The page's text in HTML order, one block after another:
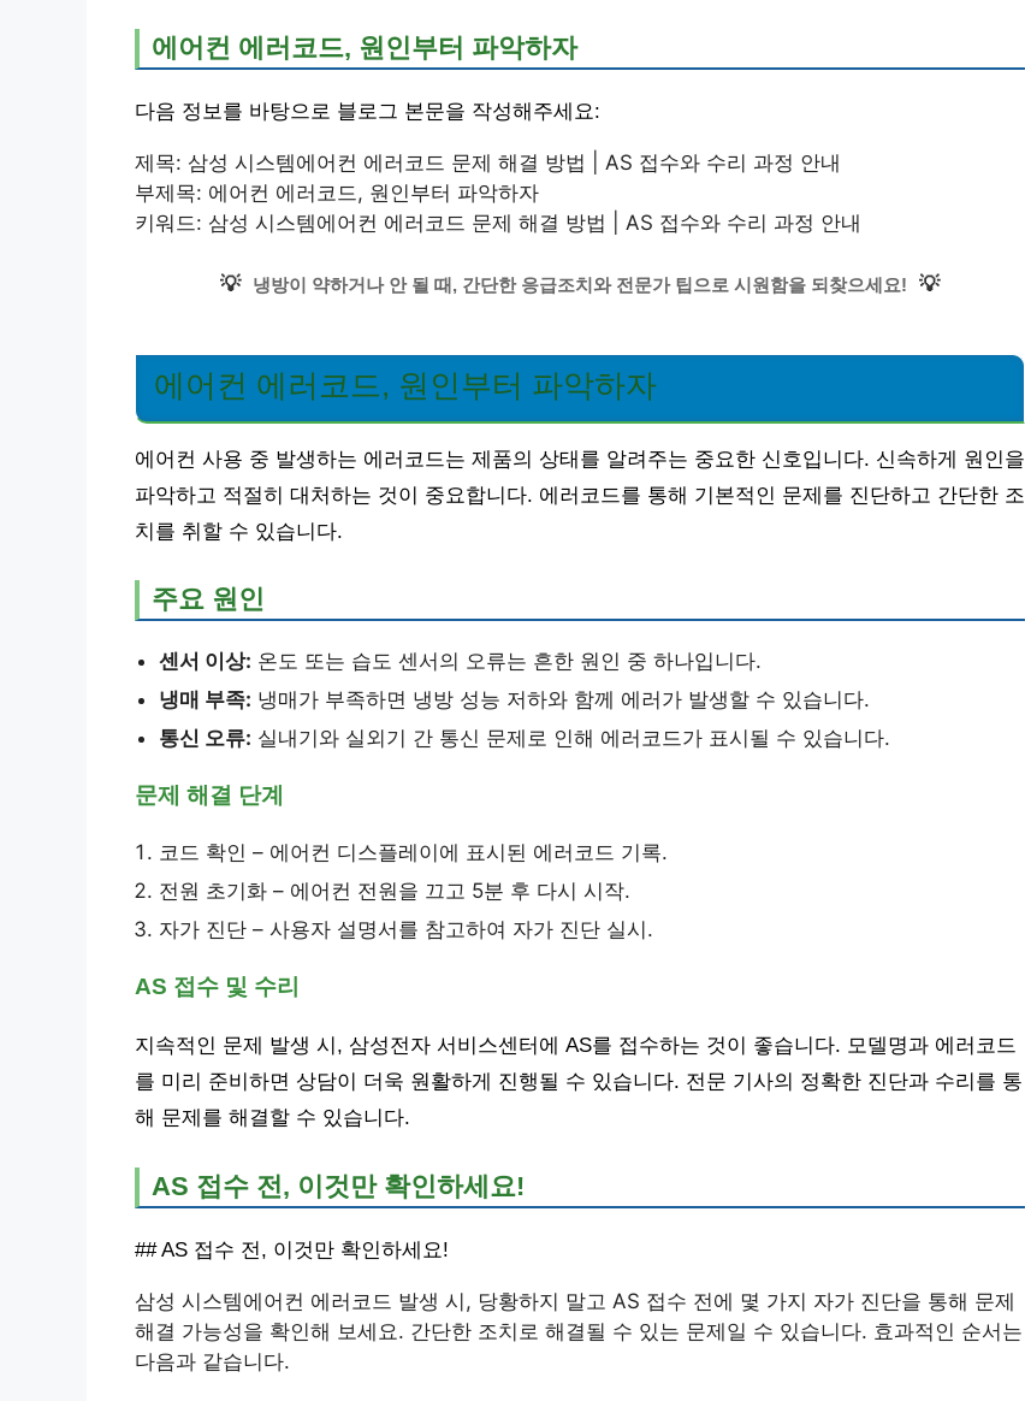
에어컨 에러코드, 원인부터 파악하자
다음 정보를 바탕으로 블로그 본문을 작성해주세요:
제목: 삼성 시스템에어컨 에러코드 문제 해결 방법 | AS 접수와 수리 과정 안내
부제목: 에어컨 에러코드, 원인부터 파악하자
키워드: 삼성 시스템에어컨 에러코드 문제 해결 방법 | AS 접수와 수리 과정 안내
💡 냉방이 약하거나 안 될 때, 간단한 응급조치와 전문가 팁으로 시원함을 되찾으세요! 💡
에어컨 에러코드, 원인부터 파악하자
에어컨 사용 중 발생하는 에러코드는 제품의 상태를 알려주는 중요한 신호입니다. 신속하게 원인을
파악하고 적절히 대처하는 것이 중요합니다. 에러코드를 통해 기본적인 문제를 진단하고 간단한 조
치를 취할 수 있습니다.
주요 원인
센서 이상: 온도 또는 습도 센서의 오류는 흔한 원인 중 하나입니다.
냉매 부족: 냉매가 부족하면 냉방 성능 저하와 함께 에러가 발생할 수 있습니다.
통신 오류: 실내기와 실외기 간 통신 문제로 인해 에러코드가 표시될 수 있습니다.
문제 해결 단계
코드 확인 – 에어컨 디스플레이에 표시된 에러코드 기록.
전원 초기화 – 에어컨 전원을 끄고 5분 후 다시 시작.
자가 진단 – 사용자 설명서를 참고하여 자가 진단 실시.
AS 접수 및 수리
지속적인 문제 발생 시, 삼성전자 서비스센터에 AS를 접수하는 것이 좋습니다. 모델명과 에러코드
를 미리 준비하면 상담이 더욱 원활하게 진행될 수 있습니다. 전문 기사의 정확한 진단과 수리를 통
해 문제를 해결할 수 있습니다.
AS 접수 전, 이것만 확인하세요!
## AS 접수 전, 이것만 확인하세요!
삼성 시스템에어컨 에러코드 발생 시, 당황하지 말고 AS 접수 전에 몇 가지 자가 진단을 통해 문제
해결 가능성을 확인해 보세요. 간단한 조치로 해결될 수 있는 문제일 수 있습니다. 효과적인 순서는
다음과 같습니다.